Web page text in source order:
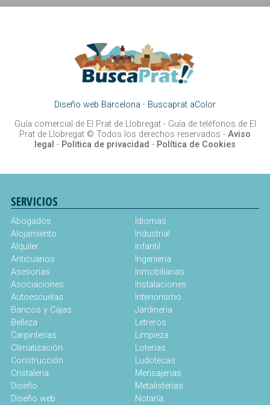
Diseño web Barcelona · Buscaprat aColor
Guía comercial de El Prat de Llobregat - Guía de teléfonos de El
Prat de Llobregat © Todos los derechos reservados - Aviso
legal - Politica de privacidad - Política de Cookies
SERVICIOS
Abogados
Alojamiento
Alquiler
Anticuarios
Asesorias
Asociaciones
Autoescuelas
Bancos y Cajas
Belleza
Carpinterias
Climatización
Construcción
Cristaleria
Diseño
Diseño web
Idiomas
Industrial
Infantil
Ingeniería
Inmobiliarias
Instalaciones
Interiorismo
Jardineria
Letreros
Limpieza
Loterias
Ludotecas
Mensajerias
Metalisterías
Notaría